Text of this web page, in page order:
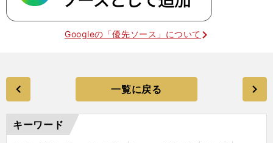
Googleの「優先ソース」について
一覧に戻る
キーワード